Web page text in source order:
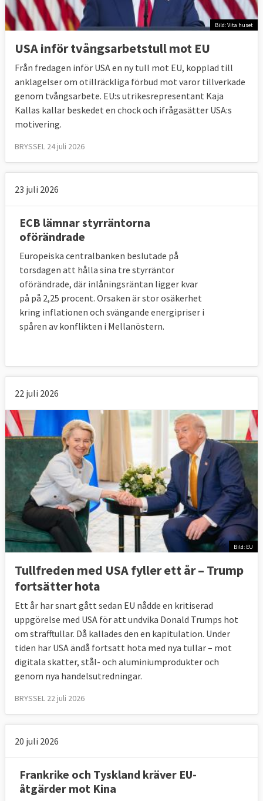
Bild: Vita huset
USA inför tvångsarbetstull mot EU
Från fredagen inför USA en ny tull mot EU, kopplad till
anklagelser om otillräckliga förbud mot varor tillverkade
genom tvångsarbete. EU:s utrikesrepresentant Kaja
Kallas kallar beskedet en chock och ifrågasätter USA:s
motivering.
BRYSSEL 24 juli 2026
23 juli 2026
ECB lämnar styrräntorna
oförändrade
Europeiska centralbanken beslutade på
torsdagen att hålla sina tre styrräntor
oförändrade, där inlåningsräntan ligger kvar
på på 2,25 procent. Orsaken är stor osäkerhet
kring inflationen och svängande energipriser i
spåren av konflikten i Mellanöstern.
22 juli 2026
Bild: EU
Tullfreden med USA fyller ett år – Trump
fortsätter hota
Ett år har snart gått sedan EU nådde en kritiserad
uppgörelse med USA för att undvika Donald Trumps hot
om strafftullar. Då kallades den en kapitulation. Under
tiden har USA ändå fortsatt hota med nya tullar – mot
digitala skatter, stål- och aluminiumprodukter och
genom nya handelsutredningar.
BRYSSEL 22 juli 2026
20 juli 2026
Frankrike och Tyskland kräver EU-
åtgärder mot Kina